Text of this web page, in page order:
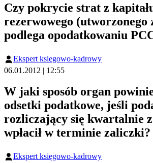
Czy pokrycie strat z
rezerwowego (utworzonego
podlega opodatkowaniu
Ekspert księgowo-kadrowy
06.01.2012 | 12:55
W jaki sposób organ
odsetki podatkowe, jeśli
rozliczający się kwartalnie
wpłacił w terminie zaliczki?
Ekspert księgowo-kadrowy